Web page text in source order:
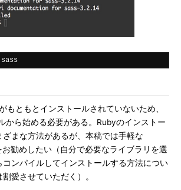
ともとインストールされていないため、
から始める必要がある。Rubyのインストー
ざまな方法があるが、本稿では手軽な
お勧めしたい（自分で必要なライブラリを選
コンパイルしてインストールする方法につい
愛させていただく）。